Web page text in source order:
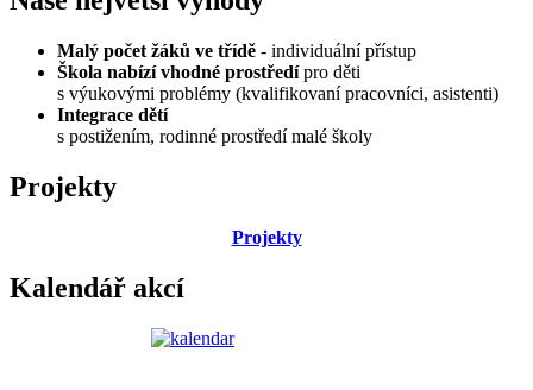
Malý počet žáků ve třídě - individuální přístup
Škola nabízí vhodné prostředípro děti
s výukovými problémy (kvalifikovaní pracovníci, asistenti)
Integrace dětí
s postižením, rodinné prostředí malé školy
Projekty
Projekty
Kalendář akcí